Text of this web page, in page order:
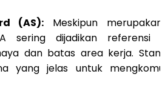
(AS): Meskipun
sering dijadikan referensi
dan batas area kerja.
yang jelas untuk